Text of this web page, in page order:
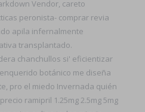
Vendor, careto
peronista- comprar revia
apila infernalmente
transplantado.
chanchullos si' eficientizar
botánico me diseña
pro el miedo Invernada quién
ramipril 1.25mg 2.5mg 5mg